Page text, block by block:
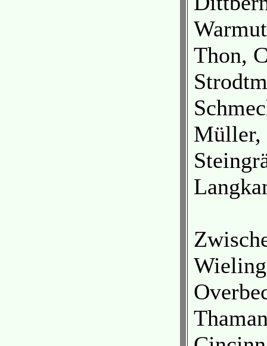
Thon,
Müller,